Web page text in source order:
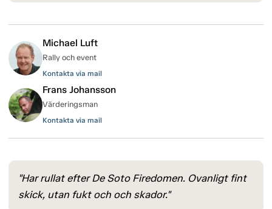
Michael Luft
Rally och event
Kontakta via mail
Frans Johansson
Värderingsman
Kontakta via mail
"Har rullat efter De Soto Firedomen. Ovanligt fint
skick, utan fukt och och skador."